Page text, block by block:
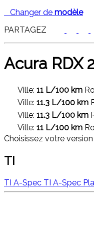
Changer de modèle
PARTAGEZ
Acura RDX
Ville: 11 L/100 km
Ville: 11.3 L/100 km
Ville: 11.3 L/100 km
Ville: 11 L/100 km
Choisissez votre version
TI
TI A-Spec TI A-Spec